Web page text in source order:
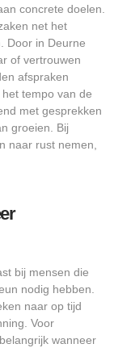
concrete doelen.
net het
Door in Deurne
of vertrouwen
afspraken
tempo van de
met gesprekken
groeien. Bij
naar rust nemen,
bij mensen die
nodig hebben.
naar op tijd
Voor
wanneer